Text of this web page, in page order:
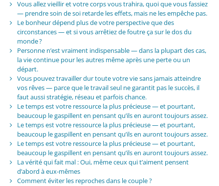
Vous allez vieillir et votre corps vous trahira, quoi que vous fassiez
— prendre soin de soi retarde les effets, mais ne les empêche pas.
Le bonheur dépend plus de votre perspective que des
circonstances — et si vous arrêtiez de foutre ça sur le dos du
monde ?
Personne n’est vraiment indispensable — dans la plupart des cas,
la vie continue pour les autres même après une perte ou un
départ.
Vous pouvez travailler dur toute votre vie sans jamais atteindre
vos rêves — parce que le travail seul ne garantit pas le succès, il
faut aussi stratégie, réseau et parfois chance.
Le temps est votre ressource la plus précieuse — et pourtant,
beaucoup le gaspillent en pensant qu’ils en auront toujours assez.
Le temps est votre ressource la plus précieuse — et pourtant,
beaucoup le gaspillent en pensant qu’ils en auront toujours assez.
Le temps est votre ressource la plus précieuse — et pourtant,
beaucoup le gaspillent en pensant qu’ils en auront toujours assez.
La vérité qui fait mal : Oui, même ceux qui t’aiment pensent
d’abord à eux-mêmes
Comment éviter les reproches dans le couple ?